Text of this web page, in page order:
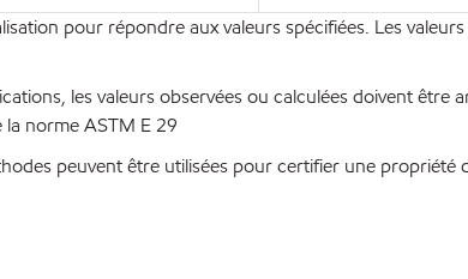
pour répondre aux valeurs spécifiées. Les
les valeurs observées ou calculées doivent
norme ASTM E 29
peuvent être utilisées pour certifier une propriété